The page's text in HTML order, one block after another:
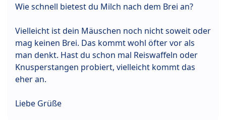
Wie schnell bietest du Milch nach dem Brei an?
Vielleicht ist dein Mäuschen noch nicht soweit oder
mag keinen Brei. Das kommt wohl öfter vor als
man denkt. Hast du schon mal Reiswaffeln oder
Knusperstangen probiert, vielleicht kommt das
eher an.
Liebe Grüße